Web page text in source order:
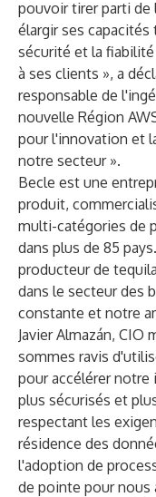
pouvoir tirer parti de
élargir ses
sécurité et la
à ses clients », a
responsable de
nouvelle Région
pour l'innovation et
notre secteur ».
Becle est une
produit,
multi-catégories de
dans plus de 85
producteur de
dans le secteur des
constante et notre
Javier Almazán, CIO
sommes ravis
pour accélérer
plus sécurisés et
respectant les
résidence des
l'adoption de
de pointe pour nous